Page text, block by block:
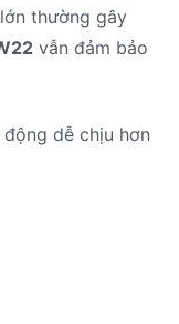
thường gây
vẫn đảm bảo
dễ chịu hơn